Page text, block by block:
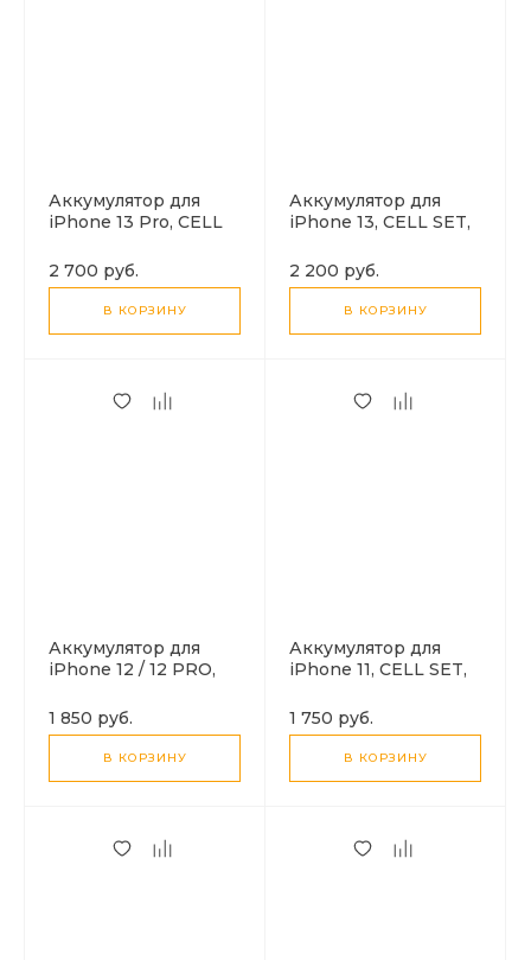
Аккумулятор для
iPhone 13 Pro, CELL
шлейфа, для
перепайки
2 700 руб.
В КОРЗИНУ
Аккумулятор для
iPhone 13, CELL SET,
для перепайки
2 200 руб.
В КОРЗИНУ
Аккумулятор для
iPhone 12 / 12 PRO,
шлейфа, для
перепайки
1 850 руб.
В КОРЗИНУ
Аккумулятор для
iPhone 11, CELL SET,
для перепайки
1 750 руб.
В КОРЗИНУ